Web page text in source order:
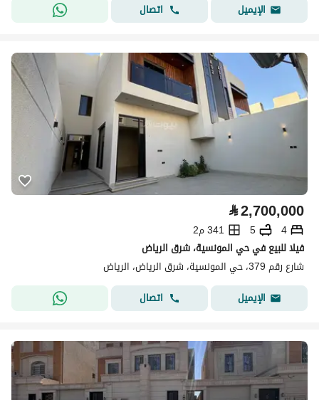
الإيميل
اتصال
⃁2,700,000
4
5
341 م2
فيلا للبيع في حي المونسية، شرق الرياض
شارع رقم 379، حي المونسية، شرق الرياض، الرياض
الإيميل
اتصال